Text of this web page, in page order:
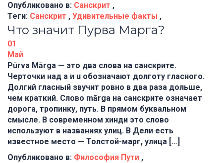
Опубликовано в: Санскрит ,
Теги: Санскрит , Удивительные факты ,
Что значит Пурва Марга?
01
Май
Pūrva Mārga — это два слова на санскрите.
Черточки над a и u обозначают долготу гласного.
Долгий гласный звучит ровно в два раза дольше,
чем краткий. Слово mārga на санскрите означает
дорога, тропинку, путь. В прямом буквальном
смысле. В современном хинди это слово
используют в названиях улиц. В Дели есть
известное место — Толстой-марг, улица […]
Опубликовано в: Философия Пути ,